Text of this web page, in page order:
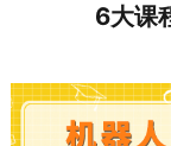
6大课